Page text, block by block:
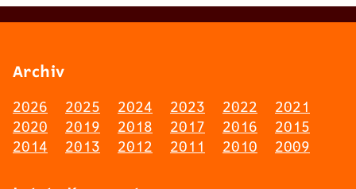
Archiv
2026 2025 2024 2023 2022
2021
2020
2019 2018 2017 2016
2015
2014
2013 2012 2011 2010 2009